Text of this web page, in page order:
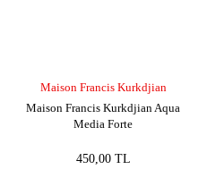
Maison Francis Kurkdjian
Maison Francis Kurkdjian Aqua
Media Forte
450,00 TL